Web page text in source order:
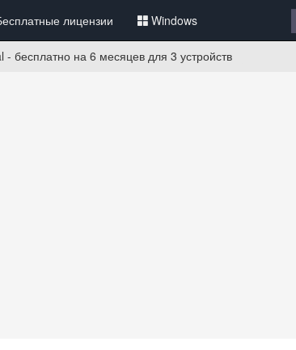
лицензии Windows
- бесплатно на 6 месяцев для 3 устройств